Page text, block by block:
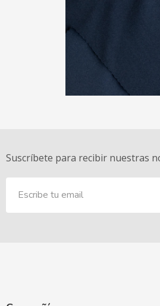
Suscríbete para recibir nuestras